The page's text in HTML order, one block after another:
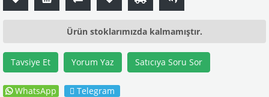
Ürün stoklarımızda kalmamıştır.
Tavsiye Et Yorum Yaz Satıcıya Soru Sor
WhatsApp Telegram